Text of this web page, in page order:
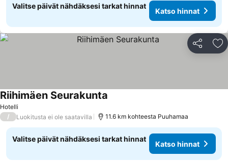
Valitse päivät nähdäksesi tarkat hinnat
Katso hinnat
Jaa
Hotelli
Riihimäen Seurakunta
/ Luokitusta ei ole saatavilla 11.6 km kohteesta Puuhamaa
Valitse päivät nähdäksesi tarkat hinnat
Katso hinnat